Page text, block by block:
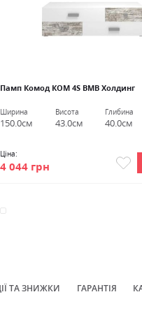
Памп Комод КОМ 4S ВМВ Холдинг
Ширина
150.0см
Висота
43.0см
Глибина
40.0см
Ціна:
4 044 грн
ТА ЗНИЖКИ ГАРАНТІЯ